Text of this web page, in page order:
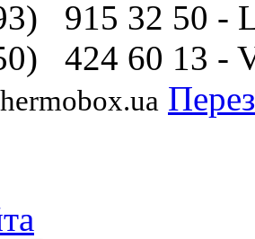
915 32 50 -
424 60 13 -